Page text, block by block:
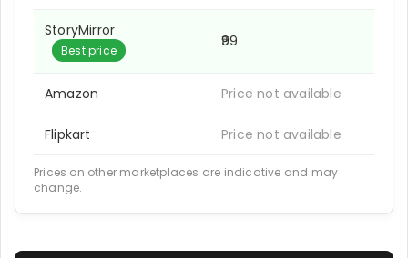
StoryMirror
Best price
₹99
Amazon Price not available
Flipkart Price not available
Prices on other marketplaces are indicative and may
change.